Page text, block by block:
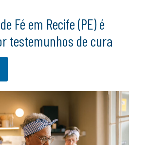
Fé em Recife (PE) é
testemunhos de cura